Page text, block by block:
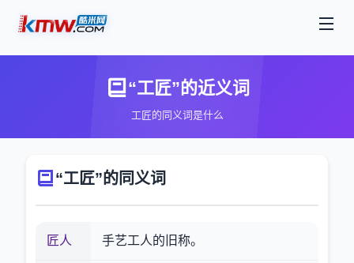
“工匠”的近义词
工匠的同义词是什么
“工匠”的同义词
匠人 手艺工人的旧称。